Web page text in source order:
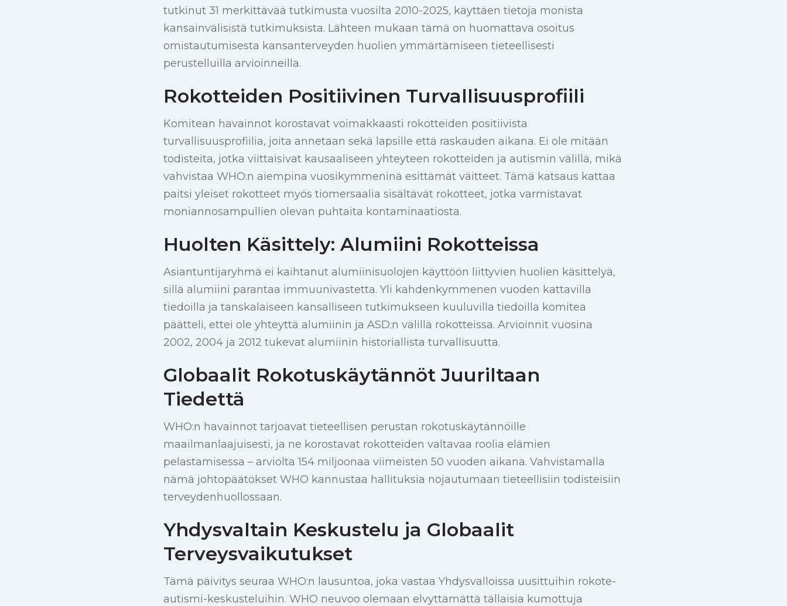
tutkinut 31 merkittävää tutkimusta vuosilta 2010-2025, käyttäen tietoja monista
kansainvälisistä tutkimuksista. Lähteen mukaan tämä on huomattava osoitus
omistautumisesta kansanterveyden huolien ymmärtämiseen tieteellisesti
perustelluilla arvioinneilla.
Rokotteiden Positiivinen Turvallisuusprofiili
Komitean havainnot korostavat voimakkaasti rokotteiden positiivista
turvallisuusprofiilia, joita annetaan sekä lapsille että raskauden aikana. Ei ole mitään
todisteita, jotka viittaisivat kausaaliseen yhteyteen rokotteiden ja autismin välillä, mikä
vahvistaa WHO:n aiempina vuosikymmeninä esittämät väitteet. Tämä katsaus kattaa
paitsi yleiset rokotteet myös tiomersaalia sisältävät rokotteet, jotka varmistavat
moniannosampullien olevan puhtaita kontaminaatiosta.
Huolten Käsittely: Alumiini Rokotteissa
Asiantuntijaryhmä ei kaihtanut alumiinisuolojen käyttöön liittyvien huolien käsittelyä,
sillä alumiini parantaa immuunivastetta. Yli kahdenkymmenen vuoden kattavilla
tiedoilla ja tanskalaiseen kansalliseen tutkimukseen kuuluvilla tiedoilla komitea
päätteli, ettei ole yhteyttä alumiinin ja ASD:n välillä rokotteissa. Arvioinnit vuosina
2002, 2004 ja 2012 tukevat alumiinin historiallista turvallisuutta.
Globaalit Rokotuskäytännöt Juuriltaan
Tiedettä
WHO:n havainnot tarjoavat tieteellisen perustan rokotuskäytännöille
maailmanlaajuisesti, ja ne korostavat rokotteiden valtavaa roolia elämien
pelastamisessa – arviolta 154 miljoonaa viimeisten 50 vuoden aikana. Vahvistamalla
nämä johtopäätökset WHO kannustaa hallituksia nojautumaan tieteellisiin todisteisiin
terveydenhuollossaan.
Yhdysvaltain Keskustelu ja Globaalit
Terveysvaikutukset
Tämä päivitys seuraa WHO:n lausuntoa, joka vastaa Yhdysvalloissa uusittuihin rokote-
autismi-keskusteluihin. WHO neuvoo olemaan elvyttämättä tällaisia kumottuja